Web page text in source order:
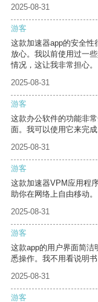
2025-08-31
游客
这款加速器app的安全性
放心。我以前使用过一
情况，这让我非常担心。
2025-08-31
游客
这款办公软件的功能非
面。我可以使用它来完
2025-08-31
游客
这款加速器VPM应用程
助你在网络上自由移动。
2025-08-31
游客
这款app的用户界面简洁
悉操作。我不用看说明
2025-08-31
游客